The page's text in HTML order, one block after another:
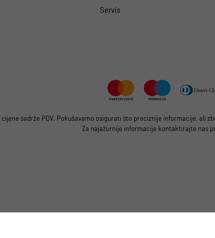
Servis
cijene sadrže PDV. Pokušavamo osigurati što preciznije informacije,
Za najažurnije informacije kontaktirajte nas